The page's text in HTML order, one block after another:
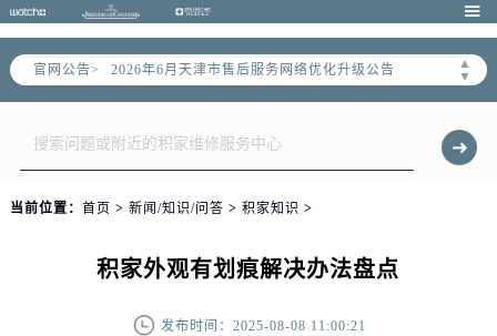

官网公告>
▲
▼
2026年6月天津市售后服务网络优化升级公告
2026年6月天津市官方售后客户服务热线：
2026年6月售后服务中心最新网点地址：
天津市和平区赤峰道136号天津国际金融中心写字楼26层2603室（需提前预约）
当前位置： 首页 > 新闻/知识/问答 > 积家知识 >
积家外观有划痕解决办法盘点
发布时间：2025-08-08 11:00:21